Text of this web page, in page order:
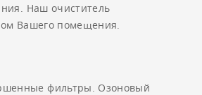
Наш очиститель
Вашего помещения.
фильтры. Озоновый